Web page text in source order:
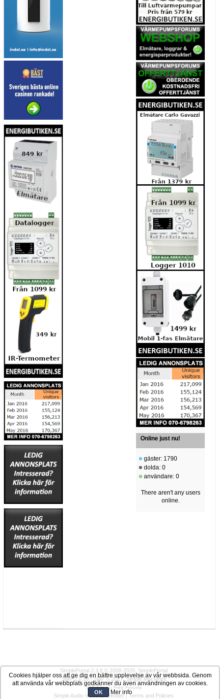
Online just nu!
gäster: 1790
dolda: 0
användare: 0
There aren't any users
online.
SimplePortal 2.3.8 © 2008-2026, SimplePortal
SMF 2.0.19|SMF © 2017,Simple Machines
SMFAdsfor Free Forums
Simple Audio Video Embedder|Terms and Policies
Cookies hjälper oss att ge dig en bättre upplevelse av vår webbsida. Genom
att använda vår webbplats godkänner du även användningen av cookies.
OK Mer info